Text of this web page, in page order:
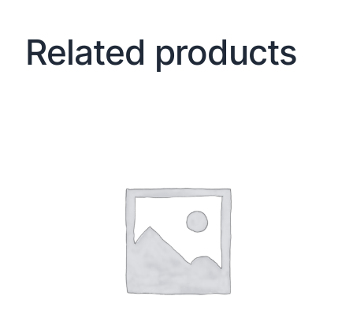
Related products